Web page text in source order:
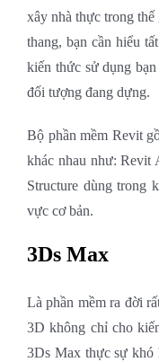
xây nhà thực trong
thang, bạn cần hiểu
kiến thức sử dụng
đối tượng đang dựng.
Bộ phần mềm Revit
khác nhau như: Revit
Structure dùng trong
vực cơ bản.
3Ds Max
Là phần mềm ra đời
3D không chỉ cho
3Ds Max thực sự khó